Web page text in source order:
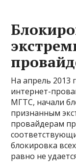
На апрель 2013
интернет-
МГТС, начали
признанным
провайдерам
блокировка
равно не